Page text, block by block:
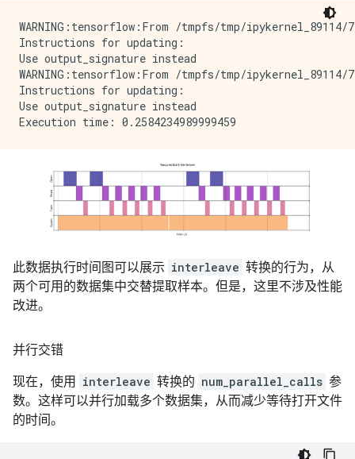
WARNING:tensorflow:From /tmpfs/tmp/
Instructions for updating:
Use output_signature instead
WARNING:tensorflow:From /tmpfs/tmp/
Instructions for updating:
Use output_signature instead
此数据执行时间图可以展示 interleave 转换的行为，从
两个可用的数据集中交替提取样本。但是，这里不涉及性能
改进。
并行交错
现在，使用 interleave 转换的 num_parallel_calls 参
数。这样可以并行加载多个数据集，从而减少等待打开文件
的时间。